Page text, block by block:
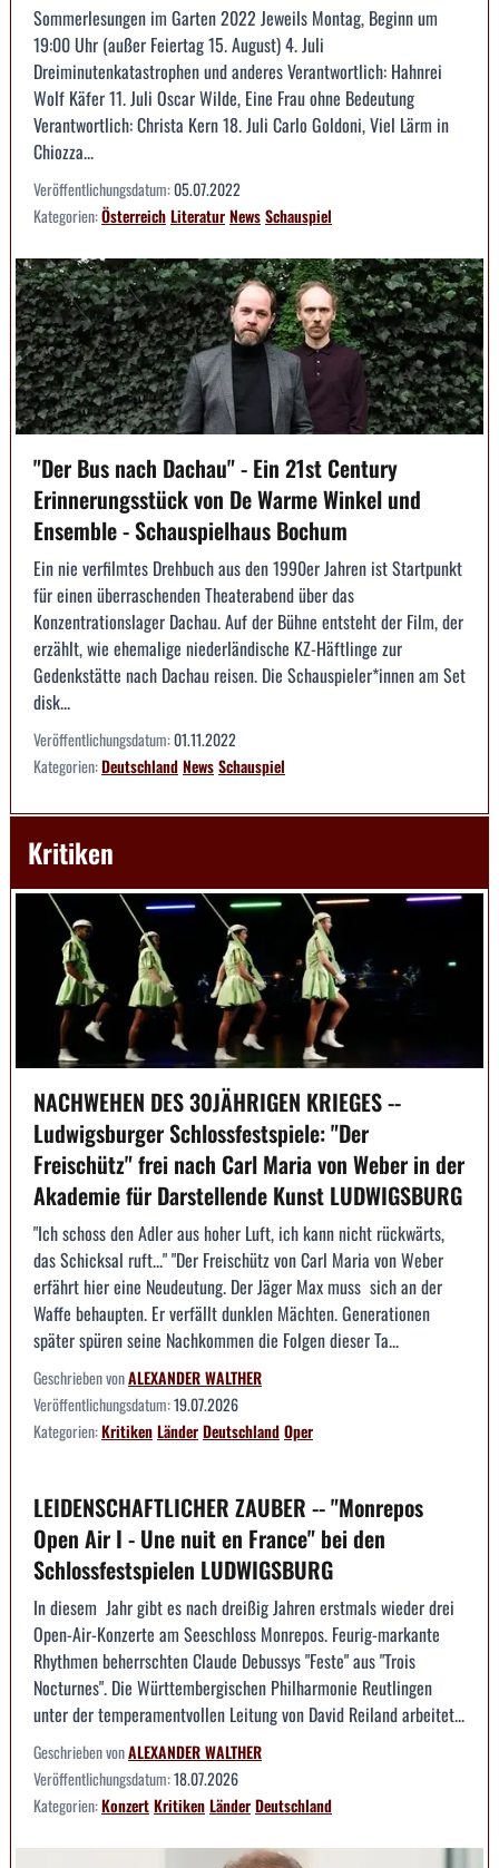
Sommerlesungen im Garten 2022 Jeweils Montag, Beginn um
19:00 Uhr (außer Feiertag 15. August) 4. Juli
Dreiminutenkatastrophen und anderes Verantwortlich: Hahnrei
Wolf Käfer 11. Juli Oscar Wilde, Eine Frau ohne Bedeutung
Verantwortlich: Christa Kern 18. Juli Carlo Goldoni, Viel Lärm in
Chiozza...
Veröffentlichungsdatum:05.07.2022
Kategorien:ÖsterreichLiteraturNewsSchauspiel
"Der Bus nach Dachau" - Ein 21st Century
Erinnerungsstück von De Warme Winkel und
Ensemble - Schauspielhaus Bochum
Ein nie verfilmtes Drehbuch aus den 1990er Jahren ist Startpunkt
für einen überraschenden Theaterabend über das
Konzentrationslager Dachau. Auf der Bühne entsteht der Film, der
erzählt, wie ehemalige niederländische KZ-Häftlinge zur
Gedenkstätte nach Dachau reisen. Die Schauspieler*innen am Set
disk...
Veröffentlichungsdatum:01.11.2022
Kategorien:DeutschlandNewsSchauspiel
Kritiken
NACHWEHEN DES 30JÄHRIGEN KRIEGES --
Ludwigsburger Schlossfestspiele: "Der
Freischütz" frei nach Carl Maria von Weber in der
Akademie für Darstellende Kunst LUDWIGSBURG
"Ich schoss den Adler aus hoher Luft, ich kann nicht rückwärts,
das Schicksal ruft..." "Der Freischütz von Carl Maria von Weber
erfährt hier eine Neudeutung. Der Jäger Max muss sich an der
Waffe behaupten. Er verfällt dunklen Mächten. Generationen
später spüren seine Nachkommen die Folgen dieser Ta...
Geschrieben vonALEXANDER WALTHER
Veröffentlichungsdatum:19.07.2026
Kategorien:KritikenLänderDeutschlandOper
LEIDENSCHAFTLICHER ZAUBER -- "Monrepos
Open Air I - Une nuit en France" bei den
Schlossfestspielen LUDWIGSBURG
In diesem Jahr gibt es nach dreißig Jahren erstmals wieder drei
Open-Air-Konzerte am Seeschloss Monrepos. Feurig-markante
Rhythmen beherrschten Claude Debussys "Feste" aus "Trois
Nocturnes". Die Württembergischen Philharmonie Reutlingen
unter der temperamentvollen Leitung von David Reiland arbeitet...
Geschrieben vonALEXANDER WALTHER
Veröffentlichungsdatum:18.07.2026
Kategorien:KonzertKritikenLänderDeutschland